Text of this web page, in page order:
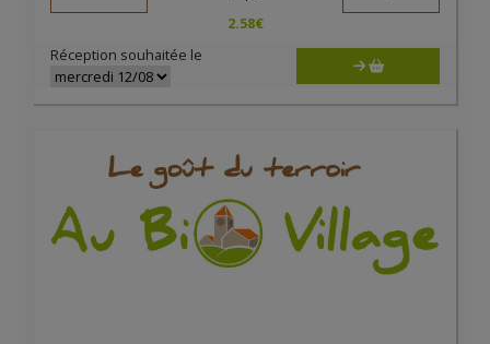
2.58€
Réception souhaitée le